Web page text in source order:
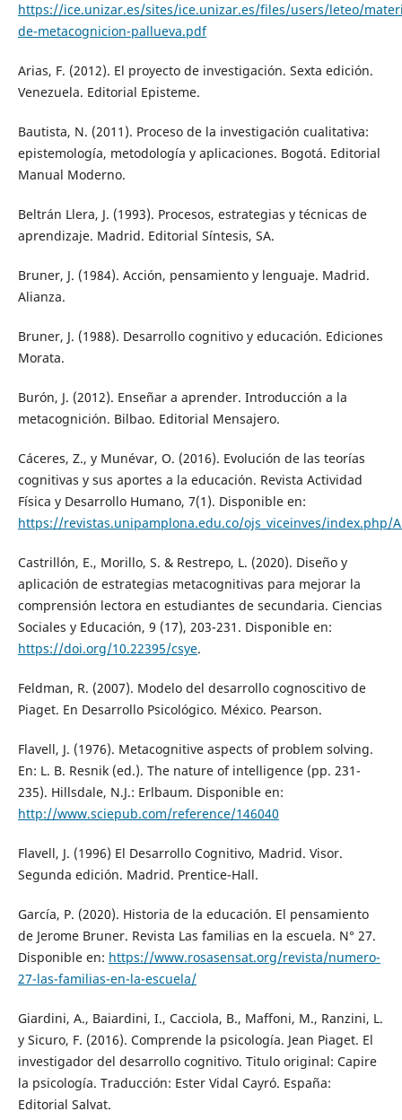
https://ice.unizar.es/sites/ice.unizar.es/files/users/leteo/
de-metacognicion-pallueva.pdf
Arias, F. (2012). El proyecto de investigación. Sexta edición.
Venezuela. Editorial Episteme.
Bautista, N. (2011). Proceso de la investigación cualitativa:
epistemología, metodología y aplicaciones. Bogotá. Editorial
Manual Moderno.
Beltrán Llera, J. (1993). Procesos, estrategias y técnicas de
aprendizaje. Madrid. Editorial Síntesis, SA.
Bruner, J. (1984). Acción, pensamiento y lenguaje. Madrid.
Alianza.
Bruner, J. (1988). Desarrollo cognitivo y educación. Ediciones
Morata.
Burón, J. (2012). Enseñar a aprender. Introducción a la
metacognición. Bilbao. Editorial Mensajero.
Cáceres, Z., y Munévar, O. (2016). Evolución de las teorías
cognitivas y sus aportes a la educación. Revista Actividad
Física y Desarrollo Humano, 7(1). Disponible en:
https://revistas.unipamplona.edu.co/ojs_viceinves/index.php/
Castrillón, E., Morillo, S. & Restrepo, L. (2020). Diseño y
aplicación de estrategias metacognitivas para mejorar la
comprensión lectora en estudiantes de secundaria. Ciencias
Sociales y Educación, 9 (17), 203-231. Disponible en:
https://doi.org/10.22395/csye.
Feldman, R. (2007). Modelo del desarrollo cognoscitivo de
Piaget. En Desarrollo Psicológico. México. Pearson.
Flavell, J. (1976). Metacognitive aspects of problem solving.
En: L. B. Resnik (ed.). The nature of intelligence (pp. 231-
235). Hillsdale, N.J.: Erlbaum. Disponible en:
http://www.sciepub.com/reference/146040
Flavell, J. (1996) El Desarrollo Cognitivo, Madrid. Visor.
Segunda edición. Madrid. Prentice-Hall.
García, P. (2020). Historia de la educación. El pensamiento
de Jerome Bruner. Revista Las familias en la escuela. N° 27.
Disponible en: https://www.rosasensat.org/revista/numero-
27-las-familias-en-la-escuela/
Giardini, A., Baiardini, I., Cacciola, B., Maffoni, M., Ranzini, L.
y Sicuro, F. (2016). Comprende la psicología. Jean Piaget. El
investigador del desarrollo cognitivo. Titulo original: Capire
la psicología. Traducción: Ester Vidal Cayró. España:
Editorial Salvat.